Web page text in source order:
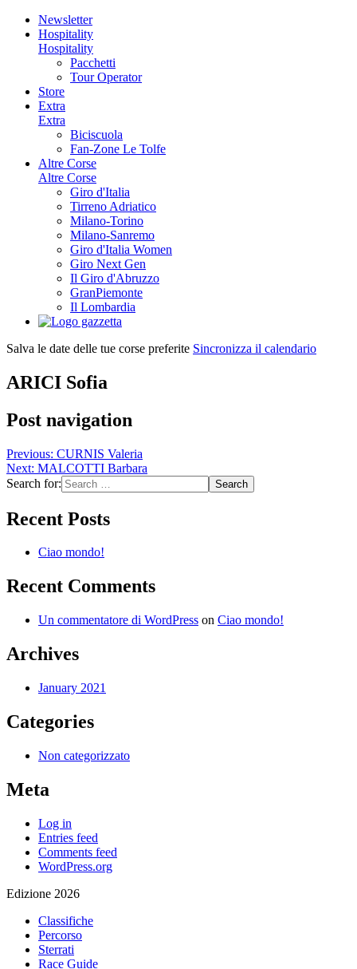
Newsletter
Hospitality
Hospitality
Pacchetti
Tour Operator
Store
Extra
Extra
Biciscuola
Fan-Zone Le Tolfe
Altre Corse
Altre Corse
Giro d'Italia
Tirreno Adriatico
Milano-Torino
Milano-Sanremo
Giro d'Italia Women
Giro Next Gen
Il Giro d'Abruzzo
GranPiemonte
Il Lombardia
Salva le date delle tue corse preferite Sincronizza il calendario
ARICI Sofia
Post navigation
Previous: CURNIS Valeria
Next: MALCOTTI Barbara
Search for:
Recent Posts
Ciao mondo!
Recent Comments
Un commentatore di WordPress on Ciao mondo!
Archives
January 2021
Categories
Non categorizzato
Meta
Log in
Entries feed
Comments feed
WordPress.org
Edizione 2026
Classifiche
Percorso
Sterrati
Race Guide